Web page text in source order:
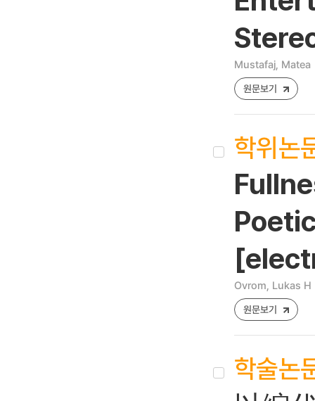
Mustafaj, Matea
원문보기
학위논
Ovrom, Lukas H
원문보기
학술논